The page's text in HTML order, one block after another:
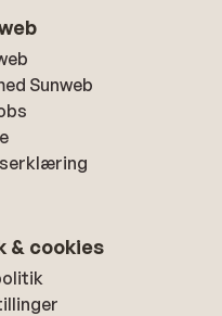
Sunweb
& cookies